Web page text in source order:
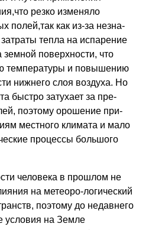
резко изменяло
полей,так как из-за незна-
тепла на испарение
поверхности, что
температуры и повышению
нижнего слоя воздуха. Но
быстро затухает за пре-
поэтому орошение при-
местного климата и мало
процессы большого
человека в прошлом не
на метеоро-логический
поэтому до недавнего
условия на Земле